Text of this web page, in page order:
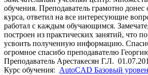
обучения. Преподаватель грамотно донес
курса, ответил на все интересующие
работал с каждым обучающимся.
построен из практических занятий, что
усвоить полученную информацию.
огромное спасибо преподавателю
Преподаватель Арестакесян Г.Л.
Курс обучения: AutoCAD Базовый